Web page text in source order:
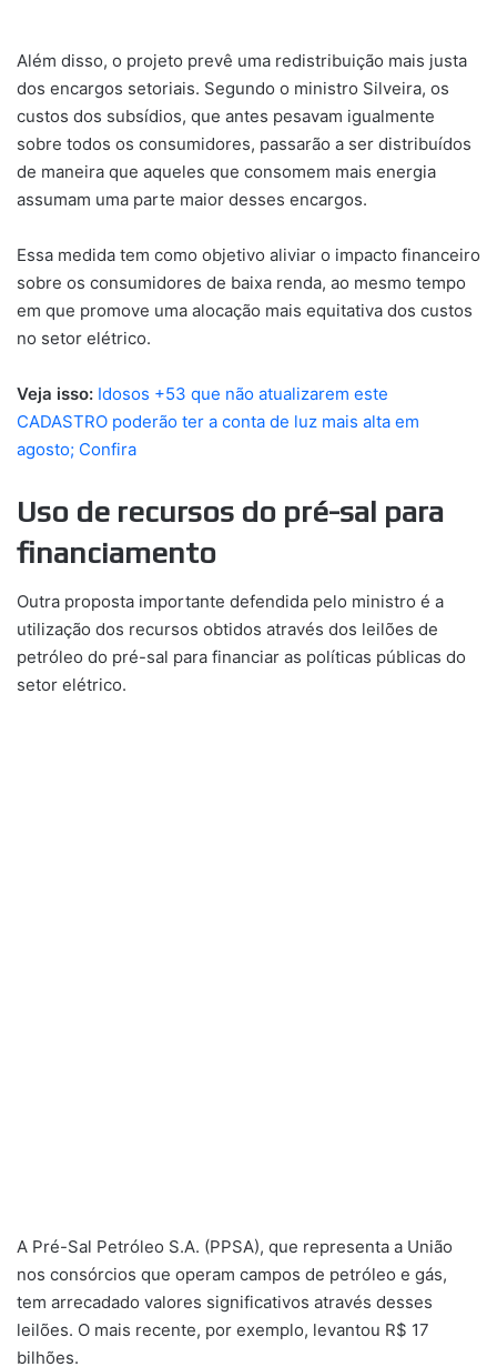
Além disso, o projeto prevê uma redistribuição mais justa
dos encargos setoriais. Segundo o ministro Silveira, os
custos dos subsídios, que antes pesavam igualmente
sobre todos os consumidores, passarão a ser distribuídos
de maneira que aqueles que consomem mais energia
assumam uma parte maior desses encargos.
Essa medida tem como objetivo aliviar o impacto financeiro
sobre os consumidores de baixa renda, ao mesmo tempo
em que promove uma alocação mais equitativa dos custos
no setor elétrico.
Veja isso: Idosos +53 que não atualizarem este
CADASTRO poderão ter a conta de luz mais alta em
agosto; Confira
Uso de recursos do pré-sal para
financiamento
Outra proposta importante defendida pelo ministro é a
utilização dos recursos obtidos através dos leilões de
petróleo do pré-sal para financiar as políticas públicas do
setor elétrico.
A Pré-Sal Petróleo S.A. (PPSA), que representa a União
nos consórcios que operam campos de petróleo e gás,
tem arrecadado valores significativos através desses
leilões. O mais recente, por exemplo, levantou R$ 17
bilhões.